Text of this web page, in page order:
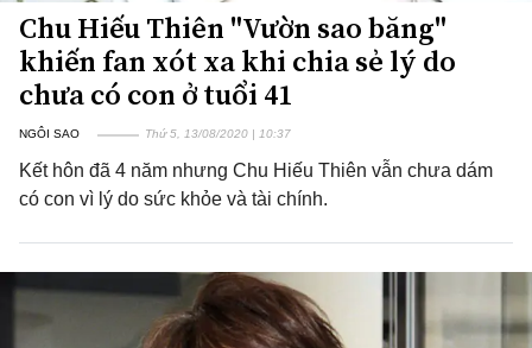
Chu Hiếu Thiên "Vườn sao băng"
khiến fan xót xa khi chia sẻ lý do
chưa có con ở tuổi 41
NGÔI SAO Thứ 5, 13/08/2020 | 10:37
Kết hôn đã 4 năm nhưng Chu Hiếu Thiên vẫn chưa dám
có con vì lý do sức khỏe và tài chính.